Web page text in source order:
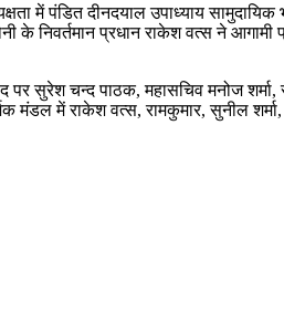
में पंडित दीनदयाल उपाध्याय
प्रधान राकेश वत्स ने आगामी
सुरेश चन्द पाठक, महासचिव मनोज
मंडल में राकेश वत्स, रामकुमार, सुनील